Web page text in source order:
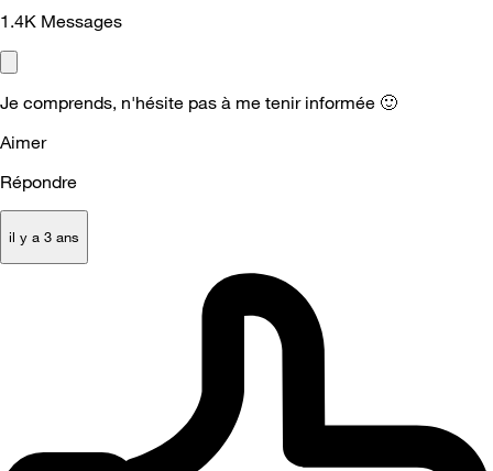
1.4K Messages
Je comprends, n'hésite pas à me tenir informée 🙂
Aimer
Répondre
il y a 3 ans